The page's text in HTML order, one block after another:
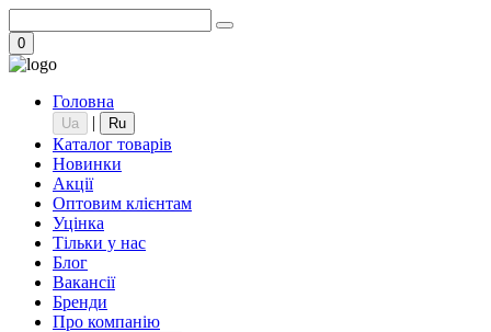
0
Головна
Ua | Ru
Каталог товарів
Новинки
Акції
Оптовим клієнтам
Уцінка
Тільки у нас
Блог
Вакансії
Бренди
Про компанію